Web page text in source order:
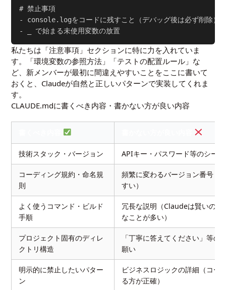
# 禁止事項
- console.logをコードに残すこと（デバッグ後は必ず削除）
私たちは「注意事項」セクションに特に力を入れていま
す。「環境変数の参照方法」「テストの配置ルール」な
ど、新メンバーが最初に間違えやすいことをここに書いて
おくと、Claudeが自然と正しいパターンで実装してくれま
す。
CLAUDE.mdに書くべき内容・書かない方が良い内容
技術スタック・バージョン APIキー・パスワード等のシー
コーディング規約・命名規
則
頻繁に変わるバージョン番号（
すい）
よく使うコマンド・ビルド
手順
冗長な説明（Claudeは賢いので
なことが多い）
プロジェクト固有のディレ
クトリ構造
「丁寧に答えてください」等の
願い
明示的に禁止したいパター
ン
ビジネスロジックの詳細（コー
る方が正確）